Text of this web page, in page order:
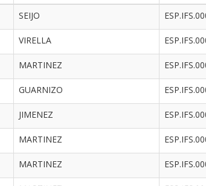
SEIJO
VIRELLA
MARTINEZ
GUARNIZO
JIMENEZ
MARTINEZ
MARTINEZ